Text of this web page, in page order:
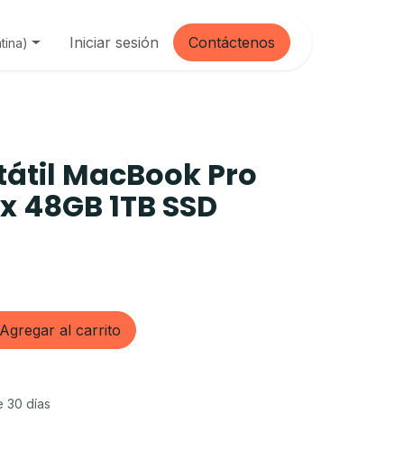
Iniciar sesión Contáctenos
MacBook Pro
48GB 1TB SSD
al carrito
30 días